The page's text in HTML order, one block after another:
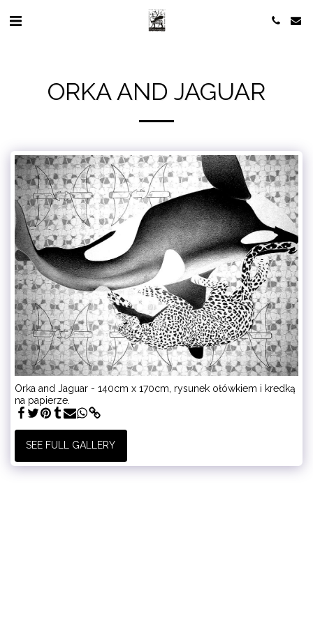
ORKA AND JAGUAR
Orka and Jaguar - 140cm x 170cm, rysunek ołówkiem i kredką
na papierze.
SEE FULL GALLERY